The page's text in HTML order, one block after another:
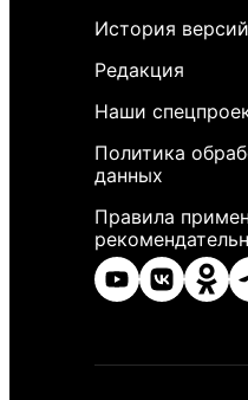
История версий
Редакция
Наши
Политика
данных
Правила